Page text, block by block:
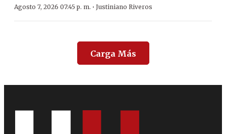
Agosto 7, 2026 07:45 p. m. · Justiniano Riveros
Carga Más